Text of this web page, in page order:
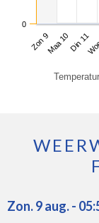
Zon 9Maa 10Din 11
0
Zon. 9 aug. -